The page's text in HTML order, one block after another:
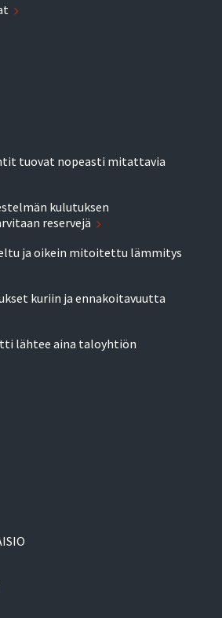
tuovat nopeasti mitattavia
kulutuksen
reservejä
ja oikein mitoitettu lämmitys
kuriin ja ennakoitavuutta
lähtee aina taloyhtiön